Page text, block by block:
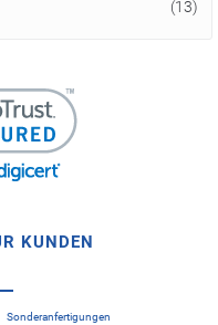
(13)
KUNDEN
Sonderanfertigungen